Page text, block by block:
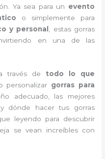
Ya sea para un evento
o simplemente para
y personal , estas gorras
en una de las
través de todo lo que
gorras para
adecuado, las mejores
dónde hacer tus gorras
leyendo para descubrir
se vean increíbles con